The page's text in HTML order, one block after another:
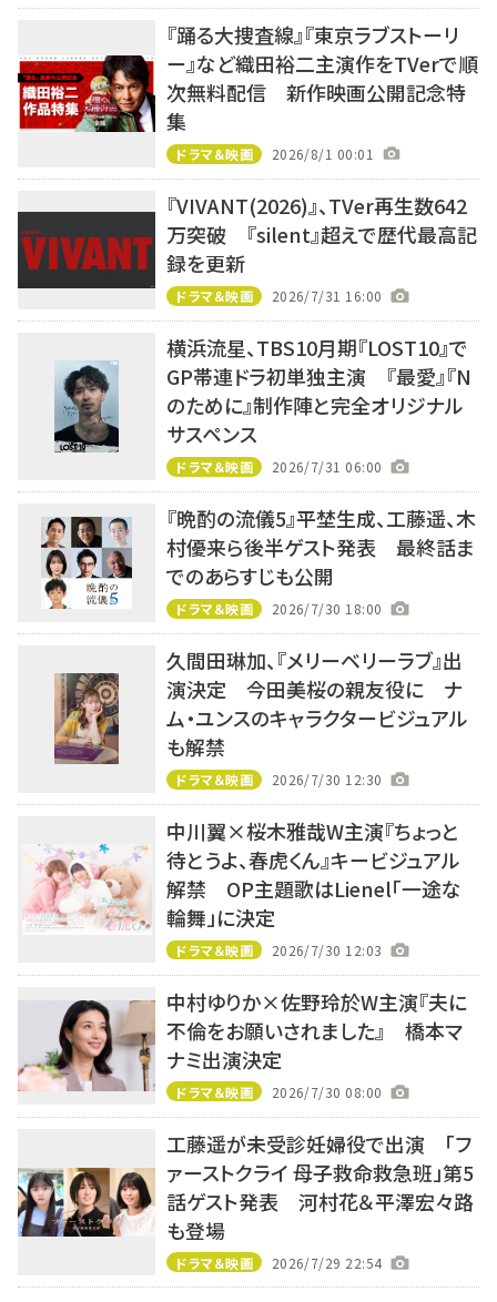
『踊る大捜査線』『東京ラブストーリ
ー』など織田裕二主演作をTVerで順
次無料配信 新作映画公開記念特
集
ドラマ＆映画 2026/8/1 00:01
『VIVANT(2026)』、TVer再生数642
万突破 『silent』超えで歴代最高記
録を更新
ドラマ＆映画 2026/7/31 16:00
横浜流星、TBS10月期『LOST10』で
GP帯連ドラ初単独主演 『最愛』『N
のために』制作陣と完全オリジナル
サスペンス
ドラマ＆映画 2026/7/31 06:00
『晩酌の流儀5』平埜生成、工藤遥、木
村優来ら後半ゲスト発表 最終話ま
でのあらすじも公開
ドラマ＆映画 2026/7/30 18:00
久間田琳加、『メリーベリーラブ』出
演決定 今田美桜の親友役に ナ
ム・ユンスのキャラクタービジュアル
も解禁
ドラマ＆映画 2026/7/30 12:30
中川翼×桜木雅哉W主演『ちょっと
待とうよ、春虎くん』キービジュアル
解禁 OP主題歌はLienel「一途な
輪舞」に決定
ドラマ＆映画 2026/7/30 12:03
中村ゆりか×佐野玲於W主演『夫に
不倫をお願いされました』 橋本マ
ナミ出演決定
ドラマ＆映画 2026/7/30 08:00
工藤遥が未受診妊婦役で出演 「フ
ァーストクライ 母子救命救急班」第5
話ゲスト発表 河村花＆平澤宏々路
も登場
ドラマ＆映画 2026/7/29 22:54